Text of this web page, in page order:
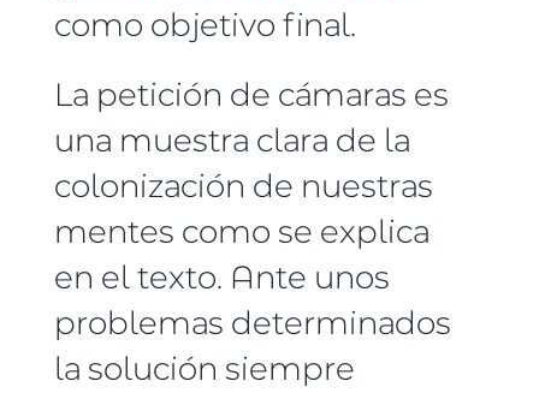
como objetivo final.
La petición de cámaras es
una muestra clara de la
colonización de nuestras
mentes como se explica
en el texto. Ante unos
problemas determinados
la solución siempre